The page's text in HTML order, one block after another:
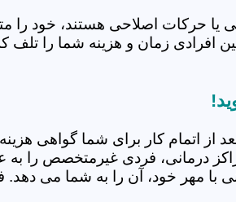
یا حرکات اصلاحی هستند، خود
افرادی زمان و هزینه شما را
از اتمام کار برای شما گواهی
درمانی، فردی غیرمتخصص را به
مهر خود، آن را به شما می دهد.